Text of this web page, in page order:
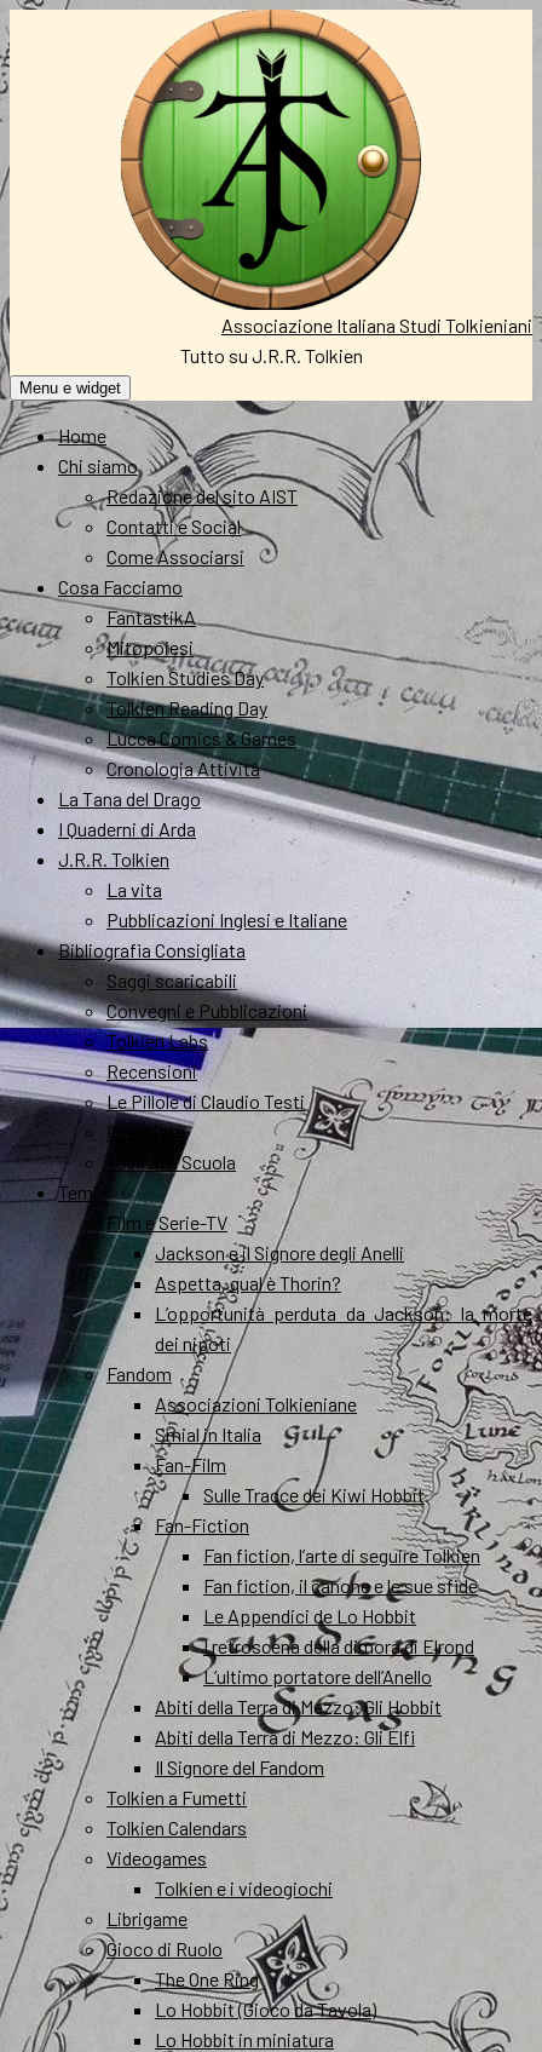
al
contenuto
Associazione Italiana Studi Tolkieniani
Tutto su J.R.R. Tolkien
Menu e widget
Home
Chi siamo
Redazione del sito AIST
Contatti e Social
Come Associarsi
Cosa Facciamo
FantastikA
Mitopoiesi
Tolkien Studies Day
Tolkien Reading Day
Lucca Comics & Games
Cronologia Attività
La Tana del Drago
I Quaderni di Arda
J.R.R. Tolkien
La vita
Pubblicazioni Inglesi e Italiane
Bibliografia Consigliata
Saggi scaricabili
Convegni e Pubblicazioni
Tolkien Labs
Recensioni
Le Pillole di Claudio Testi
Interviste
Tolkien a Scuola
Temi
Film e Serie-TV
Jackson e il Signore degli Anelli
Aspetta, qual è Thorin?
L’opportunità perduta da Jackson: la morte
dei nipoti
Fandom
Associazioni Tolkieniane
Smial in Italia
Fan-Film
Sulle Tracce dei Kiwi Hobbit
Fan-Fiction
Fan fiction, l’arte di seguire Tolkien
Fan fiction, il canone e le sue sfide
Le Appendici de Lo Hobbit
I retroscena della dimora di Elrond
L’ultimo portatore dell’Anello
Abiti della Terra di Mezzo: Gli Hobbit
Abiti della Terra di Mezzo: Gli Elfi
Il Signore del Fandom
Tolkien a Fumetti
Tolkien Calendars
Videogames
Tolkien e i videogiochi
Librigame
Gioco di Ruolo
The One Ring
Lo Hobbit (Gioco da Tavola)
Lo Hobbit in miniatura